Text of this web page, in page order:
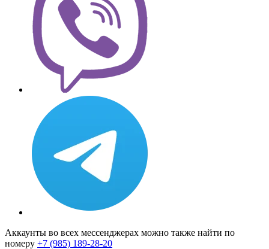
Аккаунты во всех мессенджерах можно также найти по
номеру +7 (985) 189-28-20